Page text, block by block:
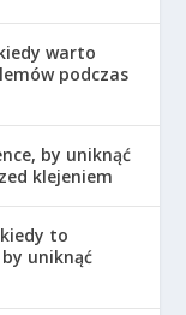
warto
podczas
by uniknąć
klejeniem
to
uniknąć